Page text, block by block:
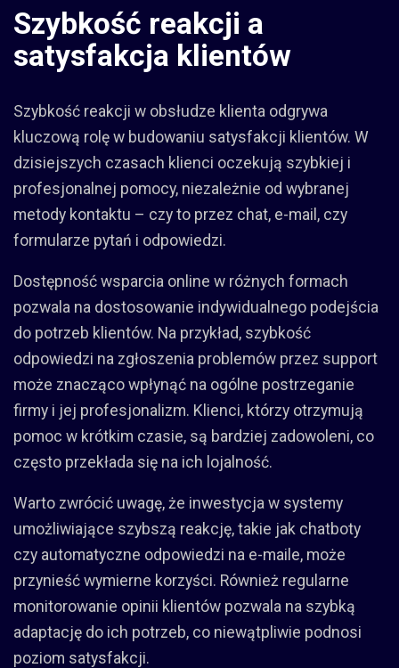
Szybkość reakcji a
satysfakcja klientów
Szybkość reakcji w obsłudze klienta odgrywa
kluczową rolę w budowaniu satysfakcji klientów. W
dzisiejszych czasach klienci oczekują szybkiej i
profesjonalnej pomocy, niezależnie od wybranej
metody kontaktu – czy to przez chat, e-mail, czy
formularze pytań i odpowiedzi.
Dostępność wsparcia online w różnych formach
pozwala na dostosowanie indywidualnego podejścia
do potrzeb klientów. Na przykład, szybkość
odpowiedzi na zgłoszenia problemów przez support
może znacząco wpłynąć na ogólne postrzeganie
firmy i jej profesjonalizm. Klienci, którzy otrzymują
pomoc w krótkim czasie, są bardziej zadowoleni, co
często przekłada się na ich lojalność.
Warto zwrócić uwagę, że inwestycja w systemy
umożliwiające szybszą reakcję, takie jak chatboty
czy automatyczne odpowiedzi na e-maile, może
przynieść wymierne korzyści. Również regularne
monitorowanie opinii klientów pozwala na szybką
adaptację do ich potrzeb, co niewątpliwie podnosi
poziom satysfakcji.